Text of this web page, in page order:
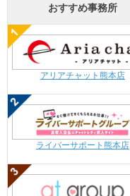
おすすめ事務所
アリアチャット熊本店
ライバーサポート熊本店